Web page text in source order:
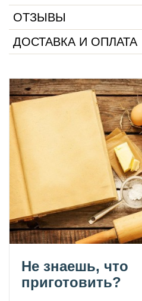
ОТЗЫВЫ
ДОСТАВКА И ОПЛАТА
Не знаешь, что
приготовить?